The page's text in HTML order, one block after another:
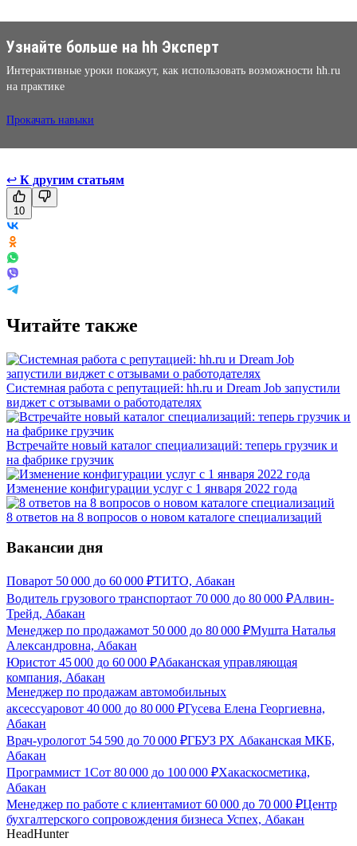
Узнайте больше на hh Эксперт
Интерактивные уроки покажут, как использовать возможности hh.ru
на практике
Прокачать навыки
↩ К другим статьям
10
Читайте также
Системная работа с репутацией: hh.ru и Dream Job запустили
виджет с отзывами о работодателях
Встречайте новый каталог специализаций: теперь грузчик и
на фабрике грузчик
Изменение конфигурации услуг с 1 января 2022 года
8 ответов на 8 вопросов о новом каталоге специализаций
Вакансии дня
Поварот 50 000 до 60 000 ₽ТИТО, Абакан
Водитель грузового транспортаот 70 000 до 80 000 ₽Алвин-
Трейд, Абакан
Менеджер по продажамот 50 000 до 80 000 ₽Мушта Наталья
Александровна, Абакан
Юристот 45 000 до 60 000 ₽Абаканская управляющая
компания, Абакан
Менеджер по продажам автомобильных
аксессуаровот 40 000 до 80 000 ₽Гусева Елена Георгиевна,
Абакан
Врач-урологот 54 590 до 70 000 ₽ГБУЗ РХ Абаканская МКБ,
Абакан
Программист 1Сот 80 000 до 100 000 ₽Хакаскосметика,
Абакан
Менеджер по работе с клиентамиот 60 000 до 70 000 ₽Центр
бухгалтерского сопровождения бизнеса Успех, Абакан
HeadHunter